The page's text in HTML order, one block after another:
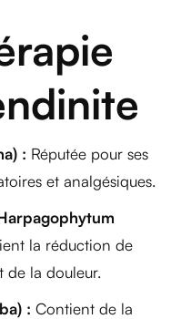
: Réputée pour ses
et analgésiques.
la réduction de
de la douleur.
: Contient de la